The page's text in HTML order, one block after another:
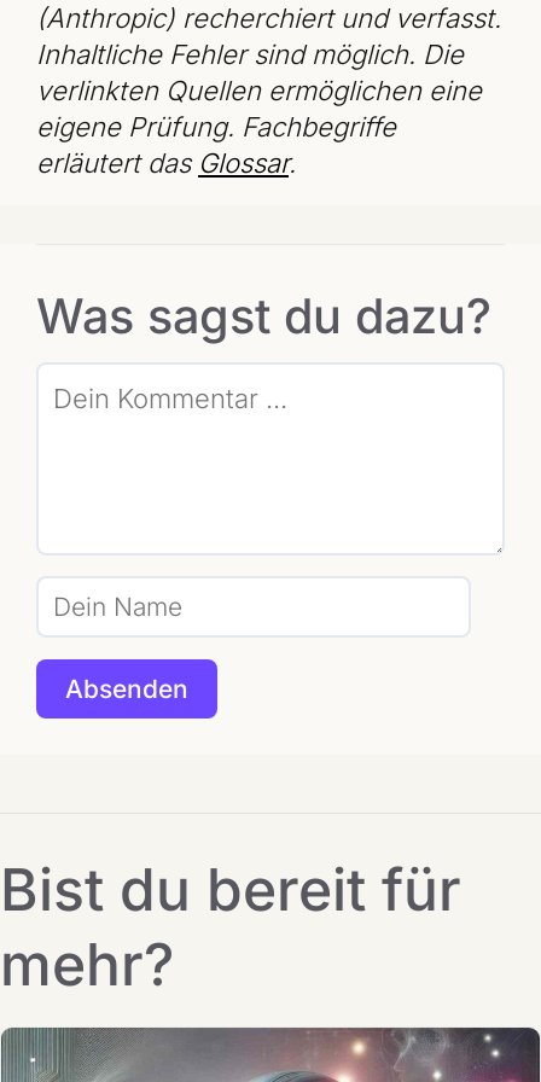
(Anthropic) recherchiert und verfasst.
Inhaltliche Fehler sind möglich. Die
verlinkten Quellen ermöglichen eine
eigene Prüfung. Fachbegriffe
erläutert das Glossar.
Was sagst du dazu?
Bist du bereit für
mehr?